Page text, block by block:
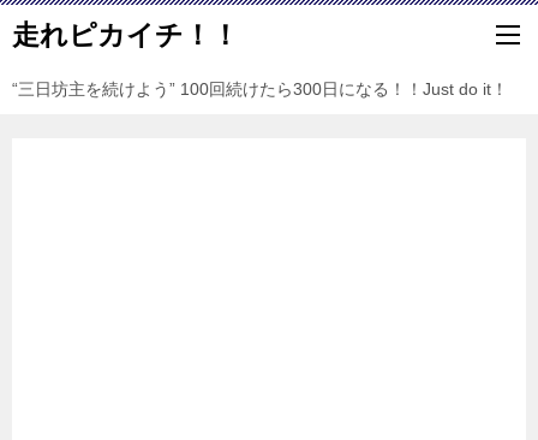
走れピカイチ！！
“三日坊主を続けよう” 100回続けたら300日になる！！Just do it！